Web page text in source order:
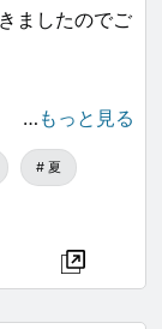
exhilarating.
last for a
Eve—that
really
fireworks
creating a
at once,
both novel
ましたのでご
🌌🎆
was
this
… もっと見る
夏